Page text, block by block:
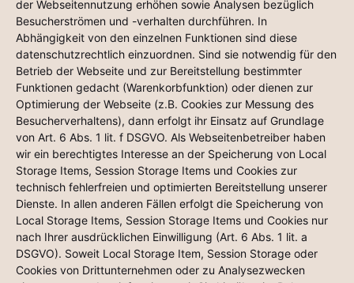
der Webseitennutzung erhöhen sowie Analysen bezüglich
Besucherströmen und -verhalten durchführen. In
Abhängigkeit von den einzelnen Funktionen sind diese
datenschutzrechtlich einzuordnen. Sind sie notwendig für den
Betrieb der Webseite und zur Bereitstellung bestimmter
Funktionen gedacht (Warenkorbfunktion) oder dienen zur
Optimierung der Webseite (z.B. Cookies zur Messung des
Besucherverhaltens), dann erfolgt ihr Einsatz auf Grundlage
von Art. 6 Abs. 1 lit. f DSGVO. Als Webseitenbetreiber haben
wir ein berechtigtes Interesse an der Speicherung von Local
Storage Items, Session Storage Items und Cookies zur
technisch fehlerfreien und optimierten Bereitstellung unserer
Dienste. In allen anderen Fällen erfolgt die Speicherung von
Local Storage Items, Session Storage Items und Cookies nur
nach Ihrer ausdrücklichen Einwilligung (Art. 6 Abs. 1 lit. a
DSGVO). Soweit Local Storage Item, Session Storage oder
Cookies von Drittunternehmen oder zu Analysezwecken